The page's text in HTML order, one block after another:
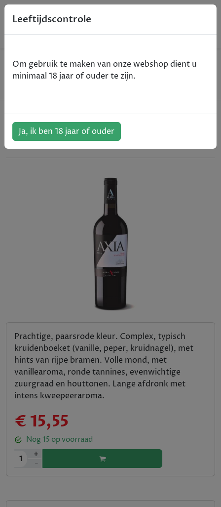
Home
Wijn
Alpha Estate - Axia Red - Florina I.G.P. - rood -
Alpha Estate - Axia Red - Florina
I.G.P. - rood - 2022 - 75cl
ArtikelNummer:312318
Prachtige, paarsrode kleur. Complex, typisch
kruidenboeket (vanille, peper, kruidnagel), met
hints van rijpe bramen. Volle mond, met
vanillearoma, ronde tannines, evenwichtige
zuurgraad en houttonen. Lange afdronk met
intens kweepeeraroma.
€ 15,55
Nog15 op voorraad
1
+
-
Leeftijdscontrole
Om gebruik te maken van onze webshop dient u
minimaal 18 jaar of ouder te zijn.
Ja, ik ben 18 jaar of ouder